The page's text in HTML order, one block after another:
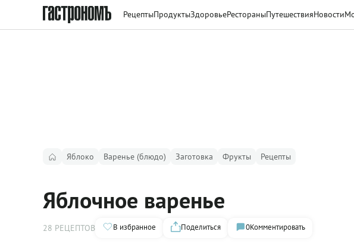
РецептыПродуктыЗдоровьеРестораныПутешествияНовости
Яблоко Варенье (блюдо) Заготовка Фрукты Рецепты
Яблочное варенье
28 РЕЦЕПТОВ В избранное Поделиться 0Комментировать